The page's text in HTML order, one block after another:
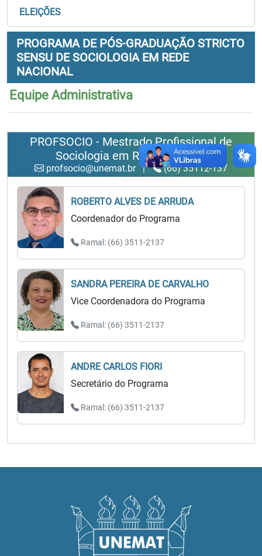
ELEIÇÕES
PROGRAMA DE PÓS-GRADUAÇÃO STRICTO
SENSU DE SOCIOLOGIA EM REDE
NACIONAL
Equipe Administrativa
PROFSOCIO - Mestrado Profissional de
Sociologia em Rede Nacional
profsocio@unemat.br | (66) 35112-137
ROBERTO ALVES DE ARRUDA
Coordenador do Programa
Ramal: (66) 3511-2137
SANDRA PEREIRA DE CARVALHO
Vice Coordenadora do Programa
Ramal: (66) 3511-2137
ANDRE CARLOS FIORI
Secretário do Programa
Ramal: (66) 3511-2137